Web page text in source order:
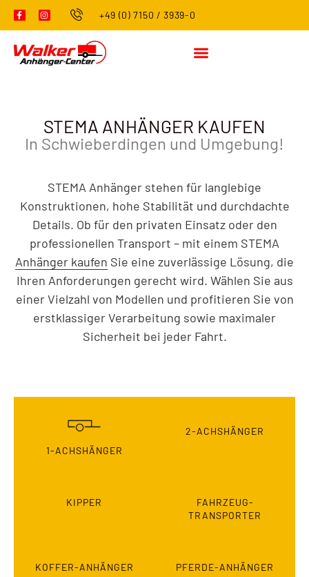
+49 (0) 7150 / 3939-0
STEMA ANHÄNGER KAUFEN
In Schwieberdingen und Umgebung!
STEMA Anhänger stehen für langlebige
Konstruktionen, hohe Stabilität und durchdachte
Details. Ob für den privaten Einsatz oder den
professionellen Transport – mit einem STEMA
Anhänger kaufen Sie eine zuverlässige Lösung, die
Ihren Anforderungen gerecht wird. Wählen Sie aus
einer Vielzahl von Modellen und profitieren Sie von
erstklassiger Verarbeitung sowie maximaler
Sicherheit bei jeder Fahrt.
1-ACHSHÄNGER
2-ACHSHÄNGER
KIPPER
FAHRZEUG-
TRANSPORTER
KOFFER-ANHÄNGER PFERDE-ANHÄNGER